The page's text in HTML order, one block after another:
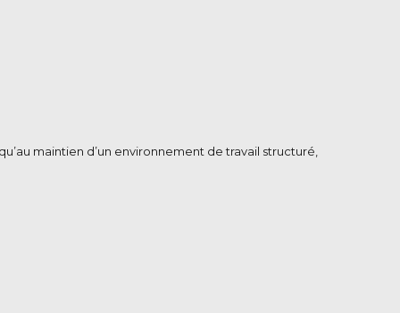
maintien d’un environnement de travail structuré,